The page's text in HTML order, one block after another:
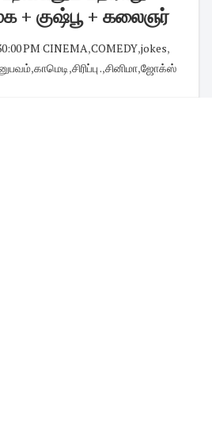
+ குஷ்பூ + கலைஞர்
PM CINEMA,COMEDY,jokes,
,காமெடி,சிரிப்பு .,சினிமா,ஜோக்ஸ்